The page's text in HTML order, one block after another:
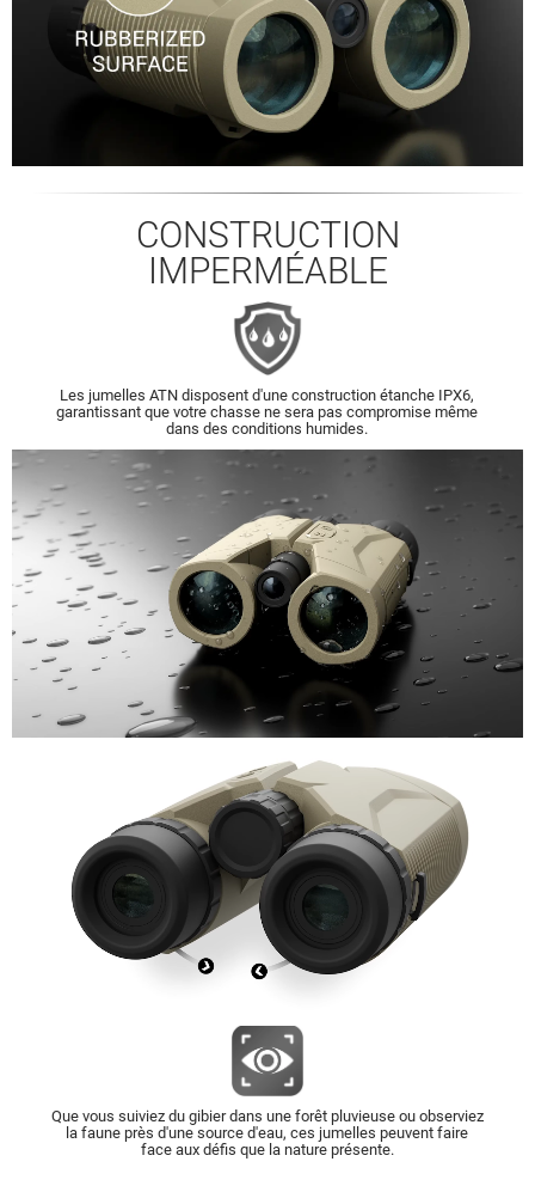
CONSTRUCTION
IMPERMÉABLE
Les jumelles ATN disposent d'une construction étanche IPX6,
garantissant que votre chasse ne sera pas compromise même
dans des conditions humides.
Que vous suiviez du gibier dans une forêt pluvieuse ou observiez
la faune près d'une source d'eau, ces jumelles peuvent faire
face aux défis que la nature présente.